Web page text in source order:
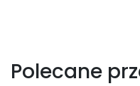
Polecane